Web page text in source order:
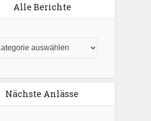
Alle Berichte
Nächste Anlässe